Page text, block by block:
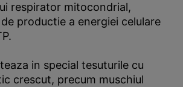
respirator mitocondrial,
productie a energiei celulare
in special tesuturile cu
crescut, precum muschiul